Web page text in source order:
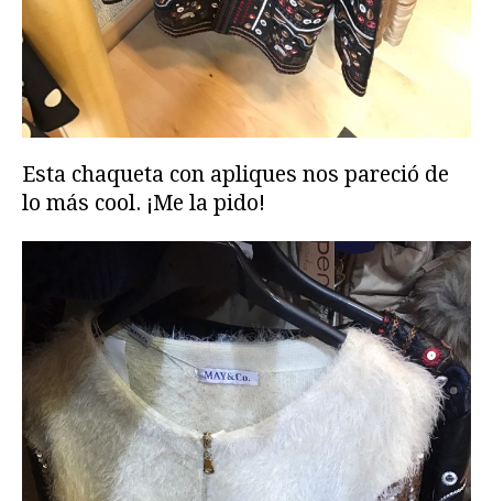
Esta chaqueta con apliques nos pareció de
lo más cool. ¡Me la pido!